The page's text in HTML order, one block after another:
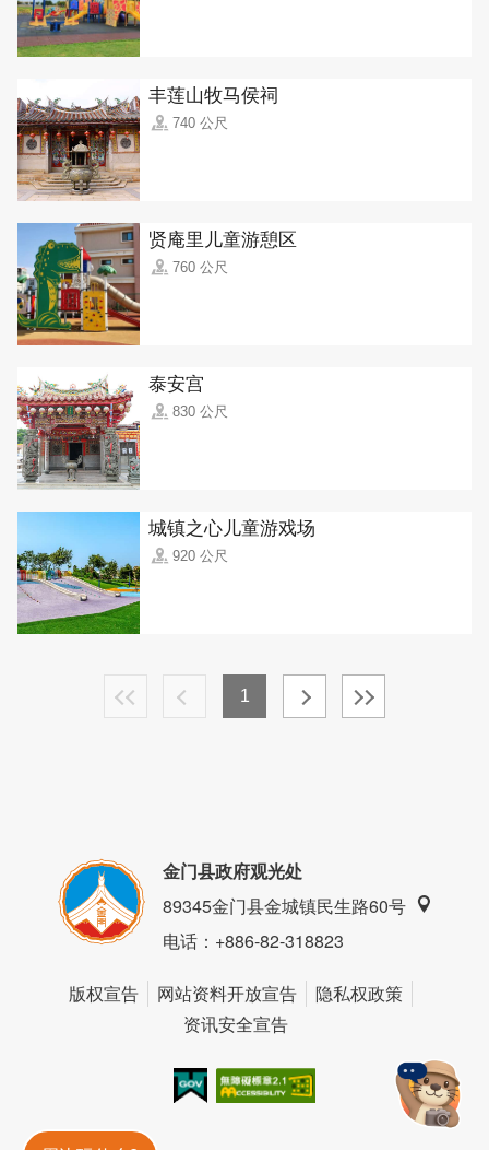
丰莲山牧马侯祠
740 公尺
贤庵里儿童游憩区
760 公尺
泰安宫
830 公尺
城镇之心儿童游戏场
920 公尺
1
金门县政府观光处
89345金门县金城镇民生路60号
电话：+886-82-318823
版权宣告 网站资料开放宣告
隐私权政策
资讯安全宣告